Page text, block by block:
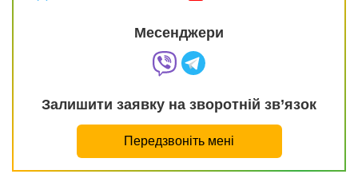
Месенджери
Залишити заявку на зворотній зв’язок
Передзвоніть мені